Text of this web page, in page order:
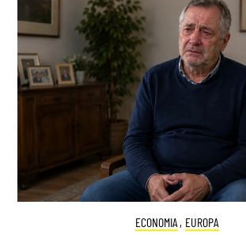
ECONOMIA , EUROPA